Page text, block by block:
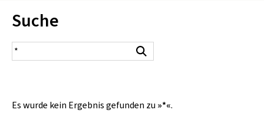
Inhalt:
Suche
Suchergebnis
Es wurde kein Ergebnis gefunden zu »*«.